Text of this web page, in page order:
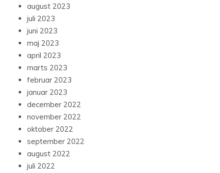
august 2023
juli 2023
juni 2023
maj 2023
april 2023
marts 2023
februar 2023
januar 2023
december 2022
november 2022
oktober 2022
september 2022
august 2022
juli 2022